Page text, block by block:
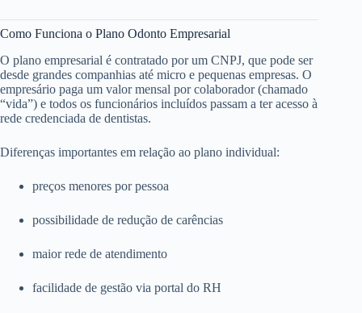
Como Funciona o Plano Odonto Empresarial
O plano empresarial é contratado por um CNPJ, que pode ser
desde grandes companhias até micro e pequenas empresas. O
empresário paga um valor mensal por colaborador (chamado
“vida”) e todos os funcionários incluídos passam a ter acesso à
rede credenciada de dentistas.
Diferenças importantes em relação ao plano individual:
preços menores por pessoa
possibilidade de redução de carências
maior rede de atendimento
facilidade de gestão via portal do RH